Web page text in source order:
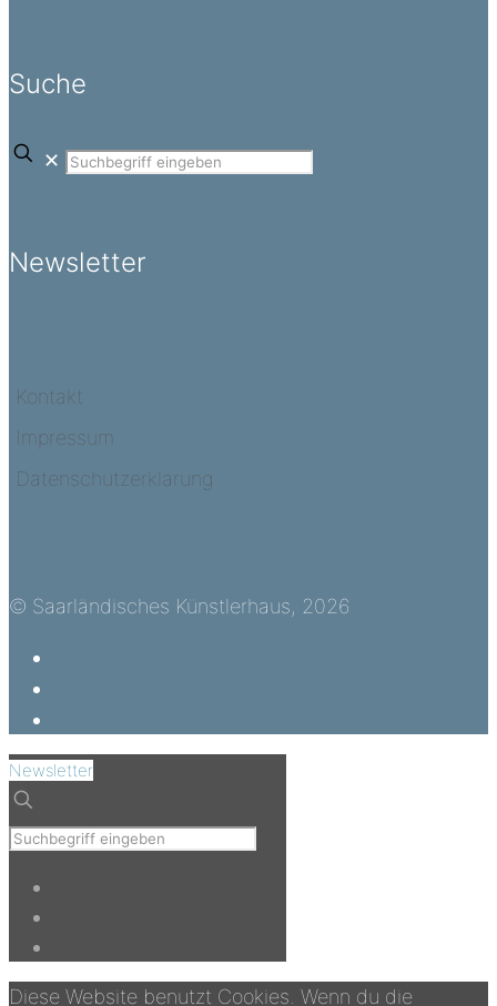
Suche
✕
Newsletter
Kontakt
Impressum
Datenschutzerklärung
© Saarländisches Künstlerhaus, 2026
Newsletter
Diese Website benutzt Cookies. Wenn du die